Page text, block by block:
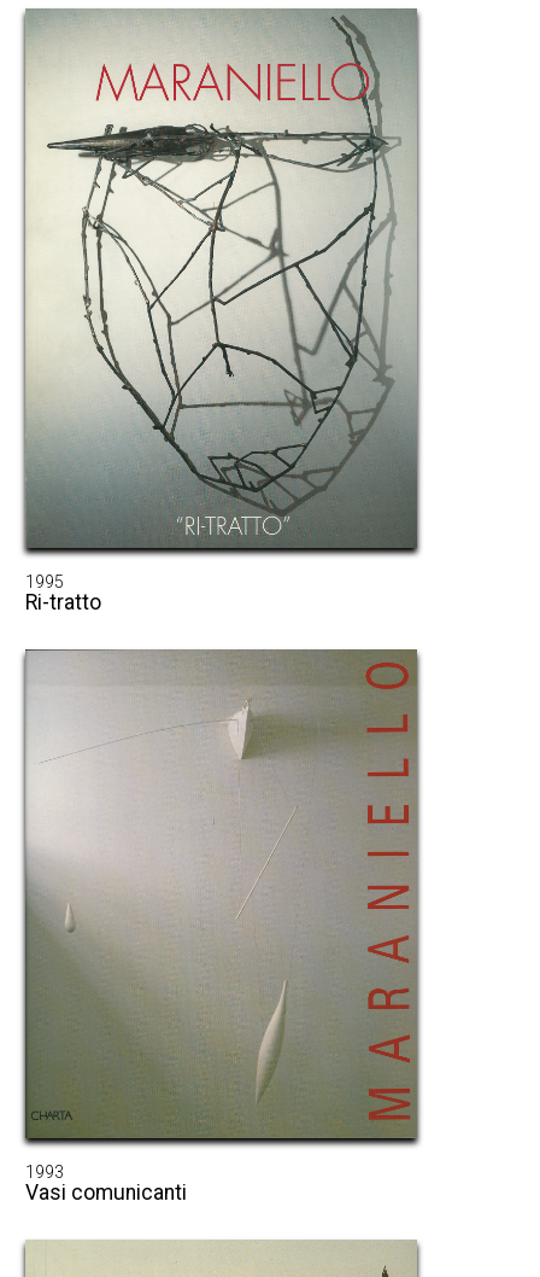
1995
Ri-tratto
1993
Vasi comunicanti